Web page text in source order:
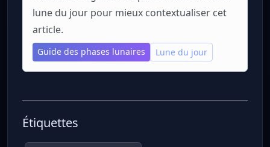
lune du jour pour mieux contextualiser cet
article.
Guide des phases lunaires Lune du jour
Étiquettes